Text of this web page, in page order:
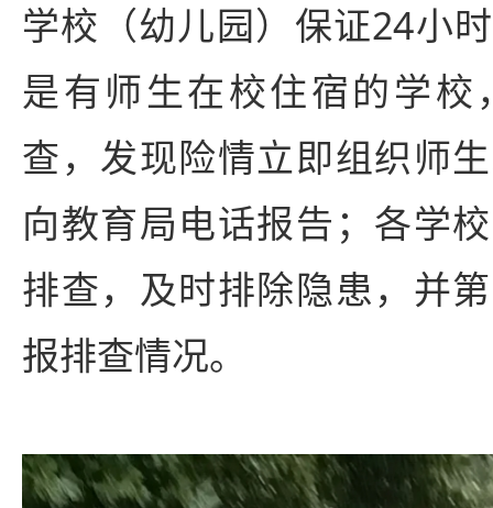
学校（幼儿园）保证24小
是有师生在校住宿的学校
查，发现险情立即组织师
向教育局电话报告；各学
排查，及时排除隐患，并
报排查情况。